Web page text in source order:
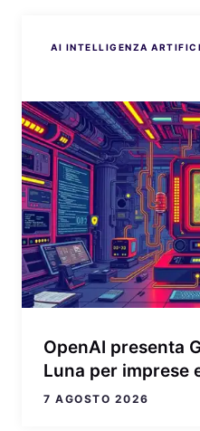
AI INTELLIGENZA
AI INTELLIGENZA
AI INTELLIGENZA
AI INTELLIGENZA
AI INTELLIGENZA
OpenAI presenta
Luna per imprese
7 AGOSTO 2026